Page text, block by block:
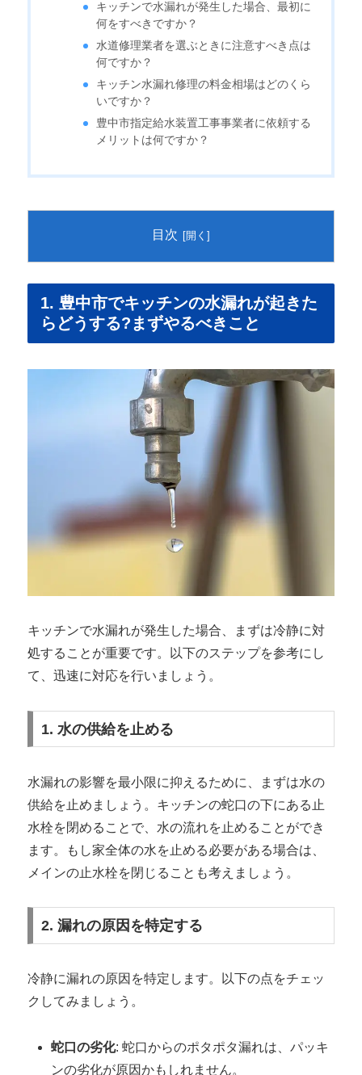
キッチンで水漏れが発生した場合、最初に
何をすべきですか？
水道修理業者を選ぶときに注意すべき点は
何ですか？
キッチン水漏れ修理の料金相場はどのくら
いですか？
豊中市指定給水装置工事事業者に依頼する
メリットは何ですか？
目次
1. 豊中市でキッチンの水漏れが起きた
らどうする?まずやるべきこと
キッチンで水漏れが発生した場合、まずは冷静に対
処することが重要です。以下のステップを参考にし
て、迅速に対応を行いましょう。
1. 水の供給を止める
水漏れの影響を最小限に抑えるために、まずは水の
供給を止めましょう。キッチンの蛇口の下にある止
水栓を閉めることで、水の流れを止めることができ
ます。もし家全体の水を止める必要がある場合は、
メインの止水栓を閉じることも考えましょう。
2. 漏れの原因を特定する
冷静に漏れの原因を特定します。以下の点をチェッ
クしてみましょう。
蛇口の劣化: 蛇口からのポタポタ漏れは、パッキ
ンの劣化が原因かもしれません。